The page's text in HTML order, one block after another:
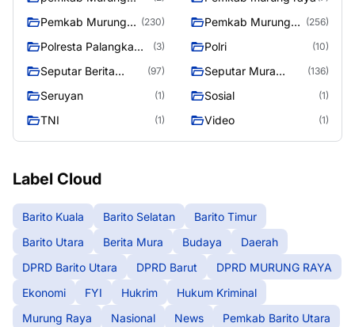
Raya
Pemkab Murung
raya
(230)
Pemkab Murung
Raya
(256)
Polresta Palangka
Raya
(3) Polri (10)
Seputar Berita
Murung Raya
(97)
Seputar Mura
Seasen 2
(136)
Seruyan (1) Sosial (1)
TNI (1) Video (1)
Label Cloud
Barito Kuala Barito Selatan
Barito Timur
Barito Utara
Berita Mura Budaya
Daerah
DPRD Barito Utara
DPRD Barut
DPRD MURUNG RAYA
Ekonomi
FYI Hukrim
Hukum Kriminal
Murung Raya
Nasional News
Pemkab Barito Utara